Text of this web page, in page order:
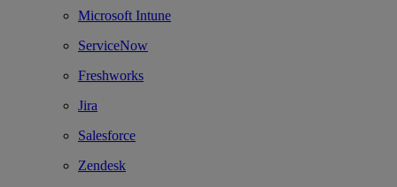
Microsoft Intune
ServiceNow
Freshworks
Jira
Salesforce
Zendesk